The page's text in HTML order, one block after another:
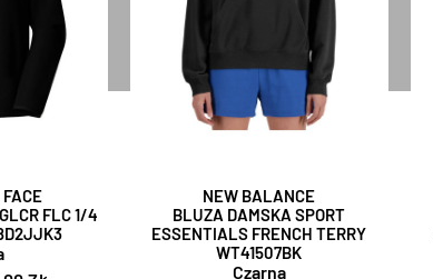
FLC 1/4
NEW BALANCE
BLUZA DAMSKA SPORT
ESSENTIALS FRENCH TERRY
WT41507BK
Czarna